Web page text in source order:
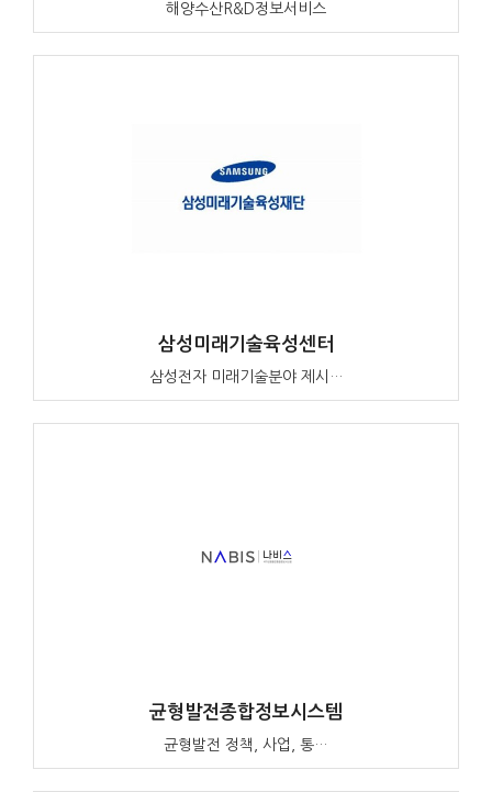
해양수산R&D정보서비스
삼성미래기술육성센터
삼성전자 미래기술분야 제시…
균형발전종합정보시스템
균형발전 정책, 사업, 통…